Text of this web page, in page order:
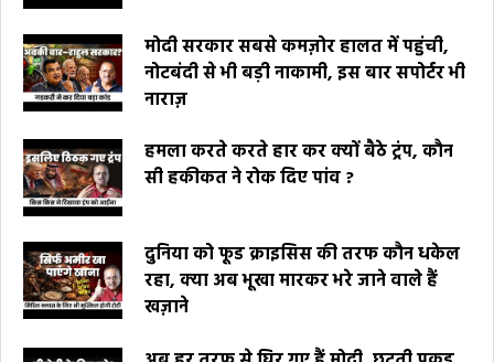
मोदी सरकार सबसे कमज़ोर हालत में पहुंची,
नोटबंदी से भी बड़ी नाकामी, इस बार सपोर्टर भी
नाराज़
हमला करते करते हार कर क्यों बैठे ट्रंप, कौन
सी हकीकत ने रोक दिए पांव ?
दुनिया को फूड क्राइसिस की तरफ कौन धकेल
रहा, क्या अब भूखा मारकर भरे जाने वाले हैं
खज़ाने